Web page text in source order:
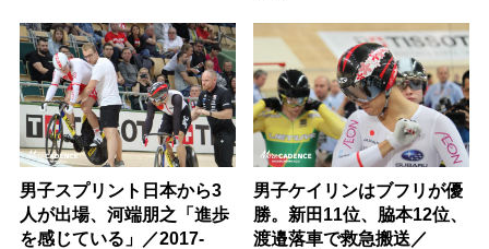
男子スプリント日本から3
人が出場、河端朋之「進歩
を感じている」／2017-
男子ケイリンはブフリが優
勝。新田11位、脇本12位、
渡邉落車で救急搬送／